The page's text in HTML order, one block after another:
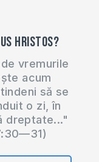
Hristos?
vremurile
acum
să se
o zi, în
dreptate..."